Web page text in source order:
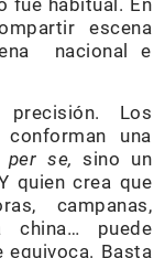
escena
nacional e
Los
una
per se,sino un
quien crea que
campanas,
china… puede
equivoca. Basta